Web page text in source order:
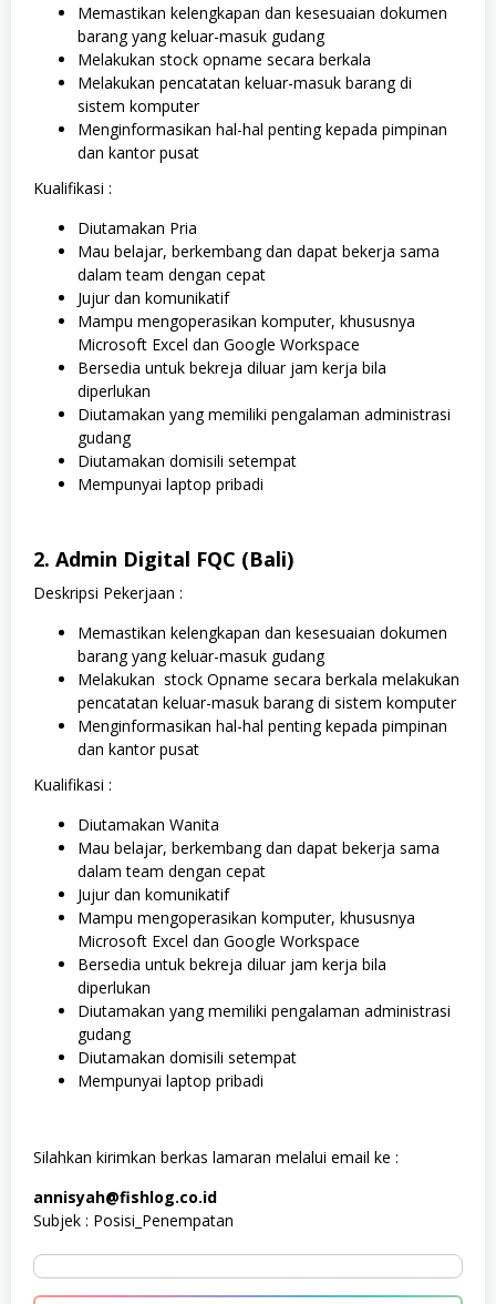
Memastikan kelengkapan dan kesesuaian dokumen
barang yang keluar-masuk gudang
Melakukan stock opname secara berkala
Melakukan pencatatan keluar-masuk barang di
sistem komputer
Menginformasikan hal-hal penting kepada pimpinan
dan kantor pusat
Kualifikasi :
Diutamakan Pria
Mau belajar, berkembang dan dapat bekerja sama
dalam team dengan cepat
Jujur dan komunikatif
Mampu mengoperasikan komputer, khususnya
Microsoft Excel dan Google Workspace
Bersedia untuk bekreja diluar jam kerja bila
diperlukan
Diutamakan yang memiliki pengalaman administrasi
gudang
Diutamakan domisili setempat
Mempunyai laptop pribadi
2. Admin Digital FQC (Bali)
Deskripsi Pekerjaan :
Memastikan kelengkapan dan kesesuaian dokumen
barang yang keluar-masuk gudang
Melakukan stock Opname secara berkala melakukan
pencatatan keluar-masuk barang di sistem komputer
Menginformasikan hal-hal penting kepada pimpinan
dan kantor pusat
Kualifikasi :
Diutamakan Wanita
Mau belajar, berkembang dan dapat bekerja sama
dalam team dengan cepat
Jujur dan komunikatif
Mampu mengoperasikan komputer, khususnya
Microsoft Excel dan Google Workspace
Bersedia untuk bekreja diluar jam kerja bila
diperlukan
Diutamakan yang memiliki pengalaman administrasi
gudang
Diutamakan domisili setempat
Mempunyai laptop pribadi
Silahkan kirimkan berkas lamaran melalui email ke :
annisyah@fishlog.co.id
Subjek : Posisi_Penempatan